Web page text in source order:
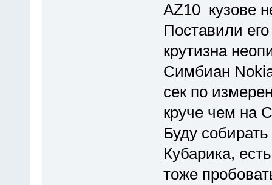
AZ10 кузове
Поставили
крутизна
Симбиан
сек по
круче чем на
Буду
Кубарика,
тоже